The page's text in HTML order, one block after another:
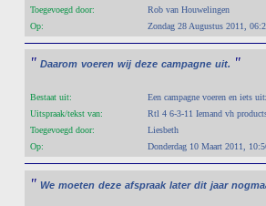
Toegevoegd door:
Rob van Houwelingen
Op:
Zondag 28 Augustus 2011,
" Daarom voeren wij deze campagne uit. "
Bestaat uit:
Een campagne voeren en iets
Uitspraak/tekst van:
Rtl 4 6-3-11 Iemand vh
Toegevoegd door:
Liesbeth
Op:
Donderdag 10 Maart 2011,
" We moeten deze afspraak later dit jaar